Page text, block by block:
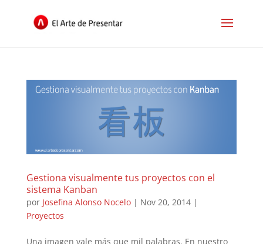
Gestiona visualmente tus proyectos con el
sistema Kanban
por Josefina Alonso Nocelo| Nov 20, 2014|
Proyectos
Una imagen vale más que mil palabras. En nuestro